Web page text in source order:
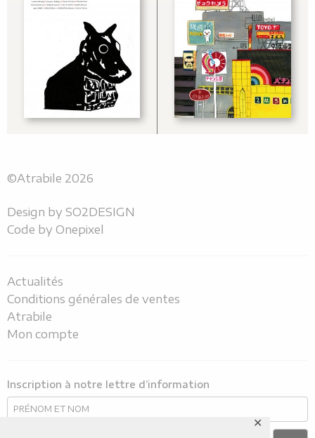
✕
©Atrabile 2026
Design by SO2DESIGN
Code by Onepixel
Actualités
Conditions générales de ventes
Atrabile
Mon compte
Inscription à notre lettre d’information